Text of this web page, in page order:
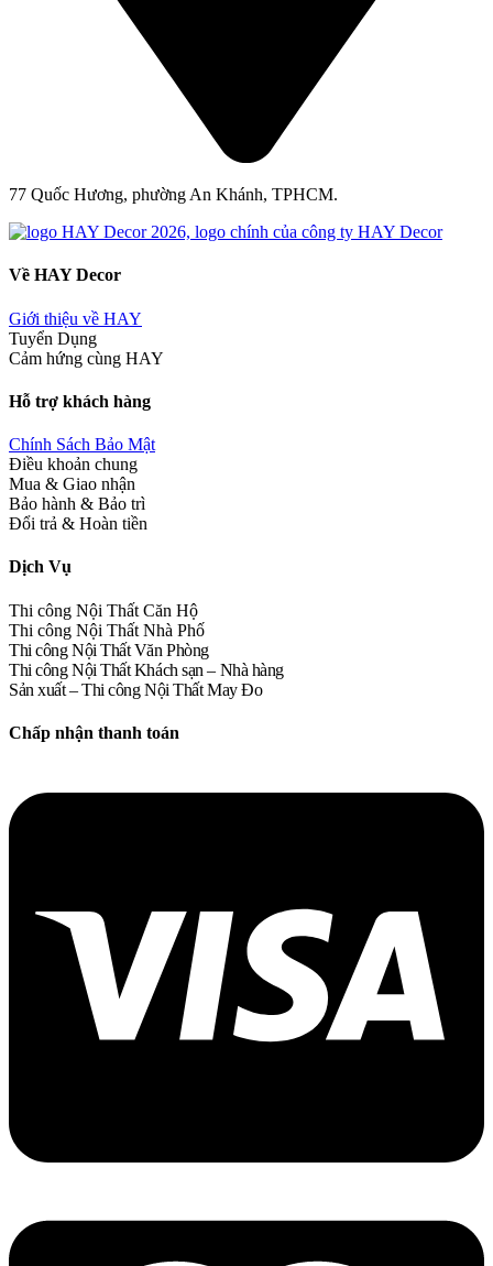
77 Quốc Hương, phường An Khánh, TPHCM.
Về HAY Decor
Giới thiệu về HAY
Tuyển Dụng
Cảm hứng cùng HAY
Hỗ trợ khách hàng
Chính Sách Bảo Mật
Điều khoản chung
Mua & Giao nhận
Bảo hành & Bảo trì
Đổi trả & Hoàn tiền
Dịch Vụ
Thi công Nội Thất Căn Hộ
Thi công Nội Thất Nhà Phố
Thi công Nội Thất Văn Phòng
Thi công Nội Thất Khách sạn – Nhà hàng
Sản xuất – Thi công Nội Thất May Đo
Chấp nhận thanh toán